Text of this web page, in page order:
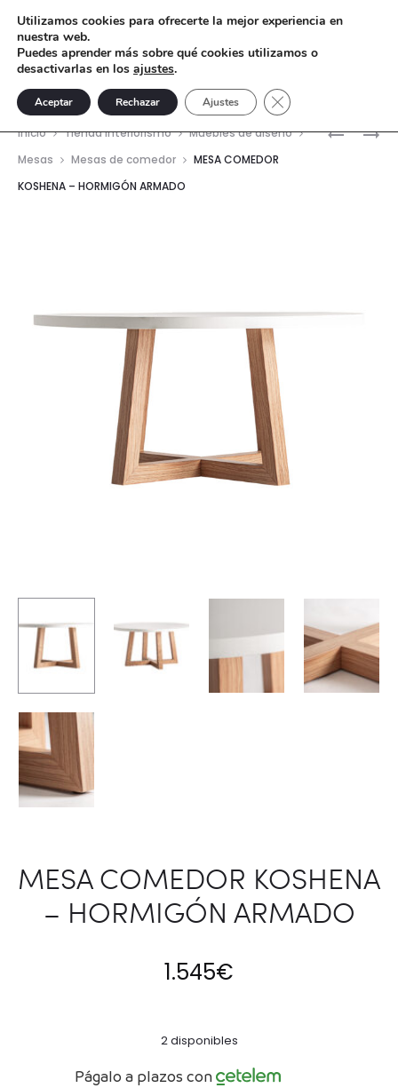
MUEBLE
ARMARIO
Inicio Tienda interiorismo
Muebles de diseño
Mesas
Mesas de comedor
MESA COMEDOR
KOSHENA – HORMIGÓN ARMADO
MESA COMEDOR KOSHENA
– HORMIGÓN ARMADO
1.545€
2 disponibles
Págalo a plazos con
Utilizamos cookies para ofrecerte la mejor experiencia en
nuestra web.
Puedes aprender más sobre qué cookies utilizamos o
desactivarlas en los ajustes.
Aceptar Rechazar Ajustes Cerrar el banner de